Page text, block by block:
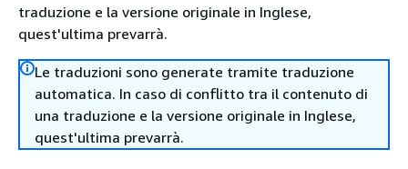
traduzione e la versione originale in Inglese,
quest'ultima prevarrà.
Le traduzioni sono generate tramite traduzione
automatica. In caso di conflitto tra il contenuto di
una traduzione e la versione originale in Inglese,
quest'ultima prevarrà.